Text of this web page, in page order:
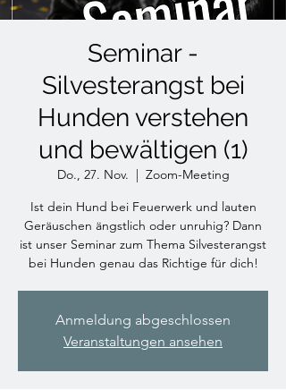
Seminar -
Silvesterangst bei
Hunden verstehen
und bewältigen (1)
Do., 27. Nov.
  |
Zoom-Meeting
Ist dein Hund bei Feuerwerk und lauten
Geräuschen ängstlich oder unruhig? Dann
ist unser Seminar zum Thema Silvesterangst
bei Hunden genau das Richtige für dich!
Anmeldung abgeschlossen
Veranstaltungen ansehen